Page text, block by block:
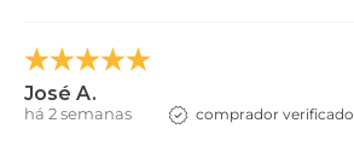
José A.
há 2 semanas comprador verificado